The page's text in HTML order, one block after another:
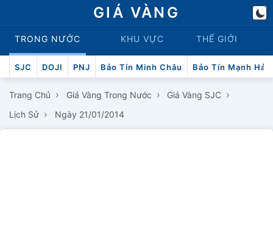
GIÁ VÀNG
TRONG NƯỚC KHU VỰC THẾ GIỚI
SJC DOJI PNJ Bảo Tín Minh Châu Bảo Tín Mạnh Hải
Trang Chủ › Giá Vàng Trong Nước › Giá Vàng SJC ›
Lịch Sử › Ngày 21/01/2014